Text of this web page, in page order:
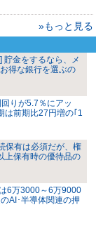
»もっと見る
貯金をするなら、メ
得な銀行を選ぶの
りが5.7％にアッ
は前期比27円増の｢1
保有は必須だが、権
上保有時の優待品の
6万3000～6万9000
AI･半導体関連の押